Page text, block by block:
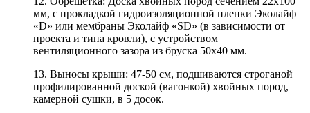
мм, с прокладкой гидроизоляционной пленки Эколайф
«D» или мембраны Эколайф «SD» (в зависимости от
проекта и типа кровли), с устройством
вентиляционного зазора из бруска 50х40 мм.
13. Выносы крыши: 47-50 см, подшиваются строганой
профилированной доской (вагонкой) хвойных пород,
камерной сушки, в 5 досок.